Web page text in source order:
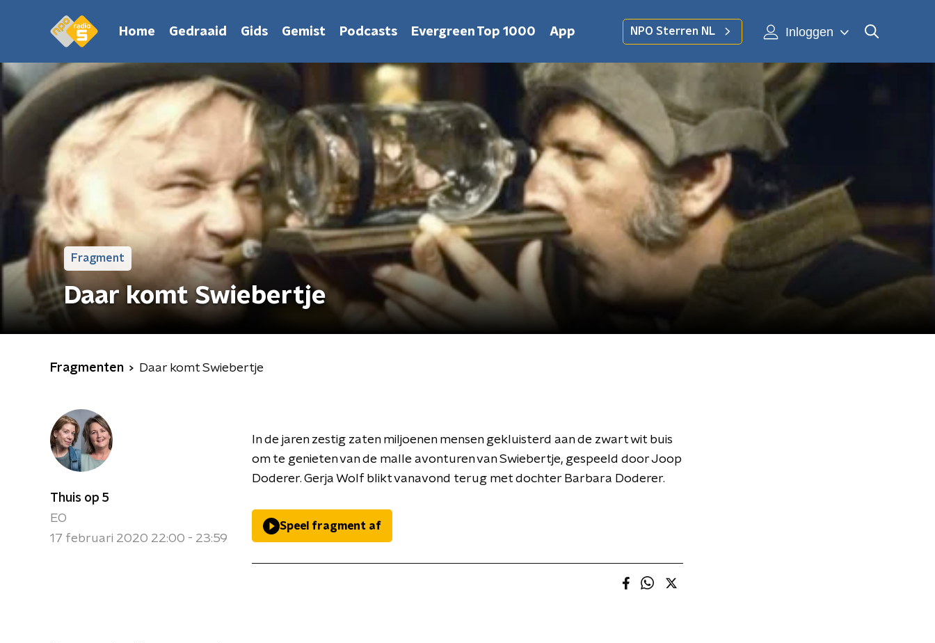
Home Gedraaid Gids Gemist Podcasts Evergreen Top 1000 App NPO Sterren NL Inloggen
Fragment
Daar komt Swiebertje
Fragmenten Daar komt Swiebertje
Thuis op 5
EO
17 februari 2020 22:00 - 23:59
In de jaren zestig zaten miljoenen mensen gekluisterd aan de zwart wit buis
om te genieten van de malle avonturen van Swiebertje, gespeeld door Joop
Doderer. Gerja Wolf blikt vanavond terug met dochter Barbara Doderer.
Speel fragment af